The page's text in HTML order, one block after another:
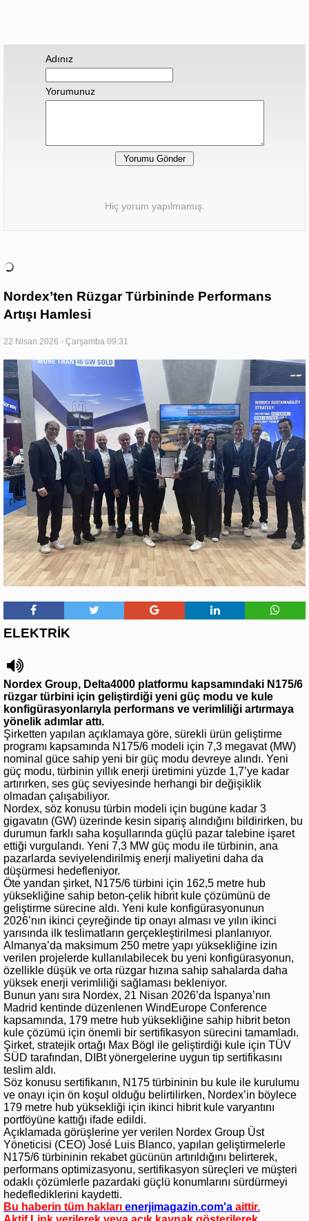
Adınız
Yorumunuz
Hiç yorum yapılmamış.
Nordex’ten Rüzgar Türbininde Performans
Artışı Hamlesi
22 Nisan 2026 - Çarşamba 09:31
ELEKTRİK
Nordex Group, Delta4000 platformu kapsamındaki N175/6
rüzgar türbini için geliştirdiği yeni güç modu ve kule
konfigürasyonlarıyla performans ve verimliliği artırmaya
yönelik adımlar attı.
Şirketten yapılan açıklamaya göre, sürekli ürün geliştirme
programı kapsamında N175/6 modeli için 7,3 megavat (MW)
nominal güce sahip yeni bir güç modu devreye alındı. Yeni
güç modu, türbinin yıllık enerji üretimini yüzde 1,7’ye kadar
artırırken, ses güç seviyesinde herhangi bir değişiklik
olmadan çalışabiliyor.
Nordex, söz konusu türbin modeli için bugüne kadar 3
gigavatın (GW) üzerinde kesin sipariş alındığını bildirirken, bu
durumun farklı saha koşullarında güçlü pazar talebine işaret
ettiği vurgulandı. Yeni 7,3 MW güç modu ile türbinin, ana
pazarlarda seviyelendirilmiş enerji maliyetini daha da
düşürmesi hedefleniyor.
Öte yandan şirket, N175/6 türbini için 162,5 metre hub
yüksekliğine sahip beton-çelik hibrit kule çözümünü de
geliştirme sürecine aldı. Yeni kule konfigürasyonunun
2026’nın ikinci çeyreğinde tip onayı alması ve yılın ikinci
yarısında ilk teslimatların gerçekleştirilmesi planlanıyor.
Almanya’da maksimum 250 metre yapı yüksekliğine izin
verilen projelerde kullanılabilecek bu yeni konfigürasyonun,
özellikle düşük ve orta rüzgar hızına sahip sahalarda daha
yüksek enerji verimliliği sağlaması bekleniyor.
Bunun yanı sıra Nordex, 21 Nisan 2026’da İspanya’nın
Madrid kentinde düzenlenen WindEurope Conference
kapsamında, 179 metre hub yüksekliğine sahip hibrit beton
kule çözümü için önemli bir sertifikasyon sürecini tamamladı.
Şirket, stratejik ortağı Max Bögl ile geliştirdiği kule için TÜV
SÜD tarafından, DIBt yönergelerine uygun tip sertifikasını
teslim aldı.
Söz konusu sertifikanın, N175 türbininin bu kule ile kurulumu
ve onayı için ön koşul olduğu belirtilirken, Nordex’in böylece
179 metre hub yüksekliği için ikinci hibrit kule varyantını
portföyüne kattığı ifade edildi.
Açıklamada görüşlerine yer verilen Nordex Group Üst
Yöneticisi (CEO) José Luis Blanco, yapılan geliştirmelerle
N175/6 türbininin rekabet gücünün artırıldığını belirterek,
performans optimizasyonu, sertifikasyon süreçleri ve müşteri
odaklı çözümlerle pazardaki güçlü konumlarını sürdürmeyi
hedeflediklerini kaydetti.
Bu haberin tüm hakları enerjimagazin.com'a aittir.